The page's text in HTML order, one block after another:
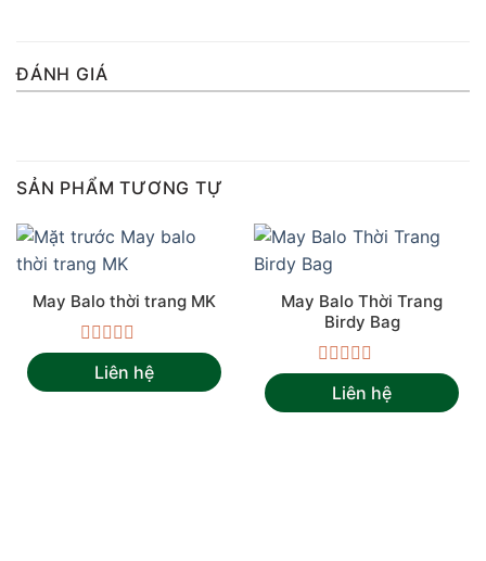
ĐÁNH GIÁ
SẢN PHẨM TƯƠNG TỰ
May Balo thời trang MK
Được
xếp
hạng
Liên hệ
May Balo Thời Trang
Birdy Bag
Được
xếp
hạng
Liên hệ